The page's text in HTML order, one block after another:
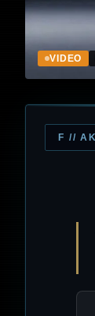
VIDEO
F //